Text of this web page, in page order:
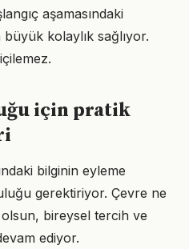
aşamasındaki
kolaylık sağlıyor.
için pratik
bilginin eyleme
gerektiriyor. Çevre ne
bireysel tercih ve
ediyor.